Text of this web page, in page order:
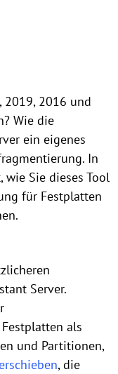
2019, 2016 und
Wie die
ein eigenes
In
Sie dieses Tool
für Festplatten
Server.
als
und Partitionen,
, die